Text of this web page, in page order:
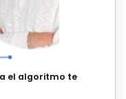
el algoritmo te